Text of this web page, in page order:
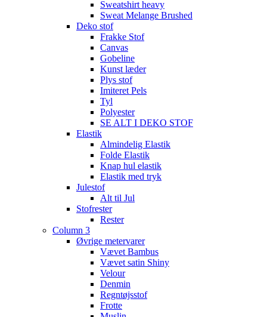
Sweatshirt heavy
Sweat Melange Brushed
Deko stof
Frakke Stof
Canvas
Gobeline
Kunst læder
Plys stof
Imiteret Pels
Tyl
Polyester
SE ALT I DEKO STOF
Elastik
Almindelig Elastik
Folde Elastik
Knap hul elastik
Elastik med tryk
Julestof
Alt til Jul
Stofrester
Rester
Column 3
Øvrige metervarer
Vævet Bambus
Vævet satin Shiny
Velour
Denmin
Regntøjsstof
Frotte